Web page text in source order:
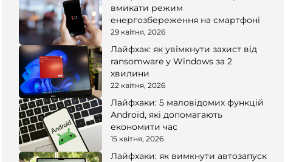
вмикати режим
енергозбереження на смартфоні
29 квітня, 2026
Лайфхак: як увімкнути захист від
ransomware у Windows за 2
хвилини
22 квітня, 2026
Лайфхаки: 5 маловідомих функцій
Android, які допомагають
економити час
15 квітня, 2026
Лайфхаки: як вимкнути автозапуск